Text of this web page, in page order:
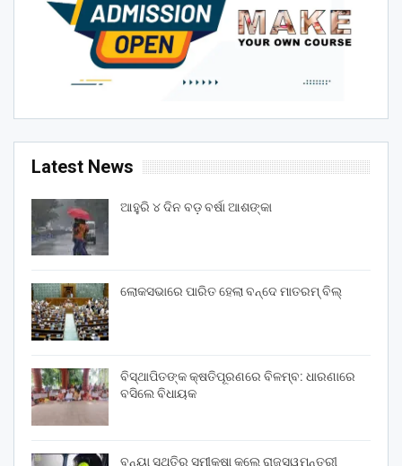
Latest News
ଆହୁରି ୪ ଦିନ ବଡ଼ ବର୍ଷା ଆଶଙ୍କା
ଲୋକସଭାରେ ପାରିତ ହେଲା ବନ୍ଦେ ମାତରମ୍‌ ବିଲ୍‌
ବିସ୍ଥାପିତଙ୍କ କ୍ଷତିପୂରଣରେ ବିଳମ୍ବ: ଧାରଣାରେ
ବସିଲେ ବିଧାୟକ
ବନ୍ୟା ସ୍ଥିତିର ସମୀକ୍ଷା କଲେ ରାଜସ୍ୱମନ୍ତ୍ରୀ